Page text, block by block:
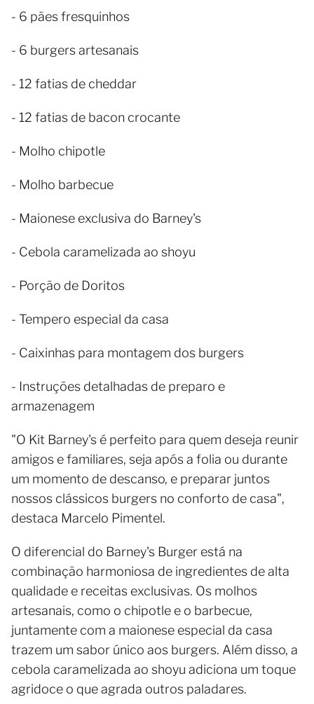
- 6 pães fresquinhos
- 6 burgers artesanais
- 12 fatias de cheddar
- 12 fatias de bacon crocante
- Molho chipotle
- Molho barbecue
- Maionese exclusiva do Barney's
- Cebola caramelizada ao shoyu
- Porção de Doritos
- Tempero especial da casa
- Caixinhas para montagem dos burgers
- Instruções detalhadas de preparo e
armazenagem
"O Kit Barney's é perfeito para quem deseja reunir
amigos e familiares, seja após a folia ou durante
um momento de descanso, e preparar juntos
nossos clássicos burgers no conforto de casa",
destaca Marcelo Pimentel.
O diferencial do Barney's Burger está na
combinação harmoniosa de ingredientes de alta
qualidade e receitas exclusivas. Os molhos
artesanais, como o chipotle e o barbecue,
juntamente com a maionese especial da casa
trazem um sabor único aos burgers. Além disso, a
cebola caramelizada ao shoyu adiciona um toque
agridoce o que agrada outros paladares.